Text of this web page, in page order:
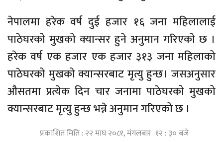
नेपालमा हरेक वर्ष दुई हजार १६ जना महिलालाई
पाठेघरको मुखको क्यान्सर हुने अनुमान गरिएको छ ।
हरेक वर्ष एक हजार एक हजार ३१३ जना महिलाको
पाठेघरको मुखको क्यान्सरबाट मृत्यु हुन्छ। जसअनुसार
औसतमा प्रत्येक दिन चार जनामा पाठेघरको मुखको
क्यान्सरबाट मृत्यु हुन्छ भन्ने अनुमान गरिएको छ ।
प्रकाशित मिति : २२ माघ २०८१, मंगलबार १२ : ३० बजे